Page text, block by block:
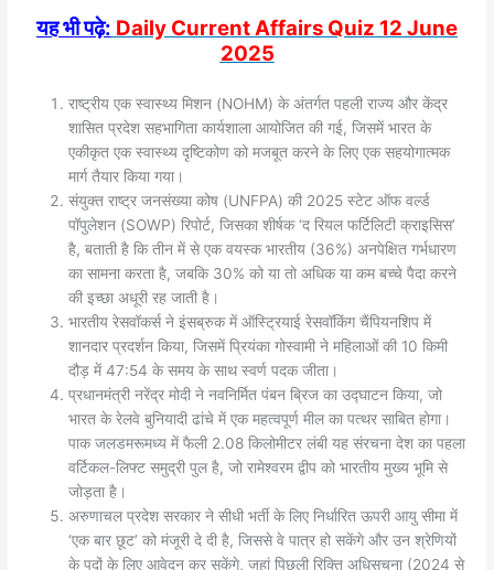
यह भी पढ़े: Daily Current Affairs Quiz 12 June
2025
राष्ट्रीय एक स्वास्थ्य मिशन (NOHM) के अंतर्गत पहली राज्य और केंद्र
शासित प्रदेश सहभागिता कार्यशाला आयोजित की गई, जिसमें भारत के
एकीकृत एक स्वास्थ्य दृष्टिकोण को मजबूत करने के लिए एक सहयोगात्मक
मार्ग तैयार किया गया।
संयुक्त राष्ट्र जनसंख्या कोष (UNFPA) की 2025 स्टेट ऑफ वर्ल्ड
पॉपुलेशन (SOWP) रिपोर्ट, जिसका शीर्षक ‘द रियल फर्टिलिटी क्राइसिस’
है, बताती है कि तीन में से एक वयस्क भारतीय (36%) अनपेक्षित गर्भधारण
का सामना करता है, जबकि 30% को या तो अधिक या कम बच्चे पैदा करने
की इच्छा अधूरी रह जाती है।
भारतीय रेसवॉकर्स ने इंसब्रुक में ऑस्ट्रियाई रेसवॉकिंग चैंपियनशिप में
शानदार प्रदर्शन किया, जिसमें प्रियंका गोस्वामी ने महिलाओं की 10 किमी
दौड़ में 47:54 के समय के साथ स्वर्ण पदक जीता।
प्रधानमंत्री नरेंद्र मोदी ने नवनिर्मित पंबन ब्रिज का उद्घाटन किया, जो
भारत के रेलवे बुनियादी ढांचे में एक महत्वपूर्ण मील का पत्थर साबित होगा।
पाक जलडमरूमध्य में फैली 2.08 किलोमीटर लंबी यह संरचना देश का पहला
वर्टिकल-लिफ्ट समुद्री पुल है, जो रामेश्वरम द्वीप को भारतीय मुख्य भूमि से
जोड़ता है।
अरुणाचल प्रदेश सरकार ने सीधी भर्ती के लिए निर्धारित ऊपरी आयु सीमा में
‘एक बार छूट’ को मंजूरी दे दी है, जिससे वे पात्र हो सकेंगे और उन श्रेणियों
के पदों के लिए आवेदन कर सकेंगे, जहां पिछली रिक्ति अधिसूचना (2024 से